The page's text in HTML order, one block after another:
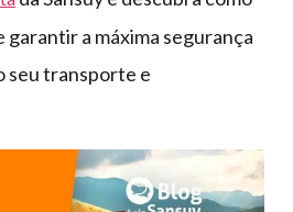
garantir a máxima segurança
seu transporte e